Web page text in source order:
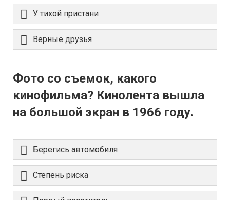
У тихой пристани
Верные друзья
Фото со съемок, какого
кинофильма? Кинолента вышла
на большой экран в 1966 году.
Берегись автомобиля
Степень риска